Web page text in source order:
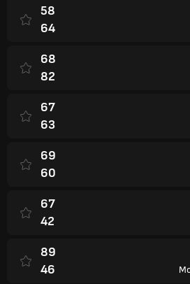
58
64
68
82
67
63
69
60
67
42
89
46